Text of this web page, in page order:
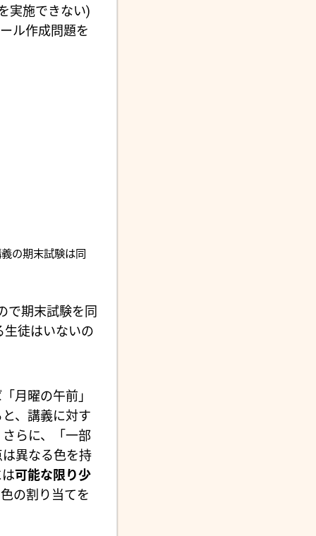
実施できない)
ル作成問題を
の期末試験は同
で期末試験を同
徒はいないの
月曜の午前」
、講義に対す
らに、「一部
異なる色を持
可能な限り少
の割り当てを